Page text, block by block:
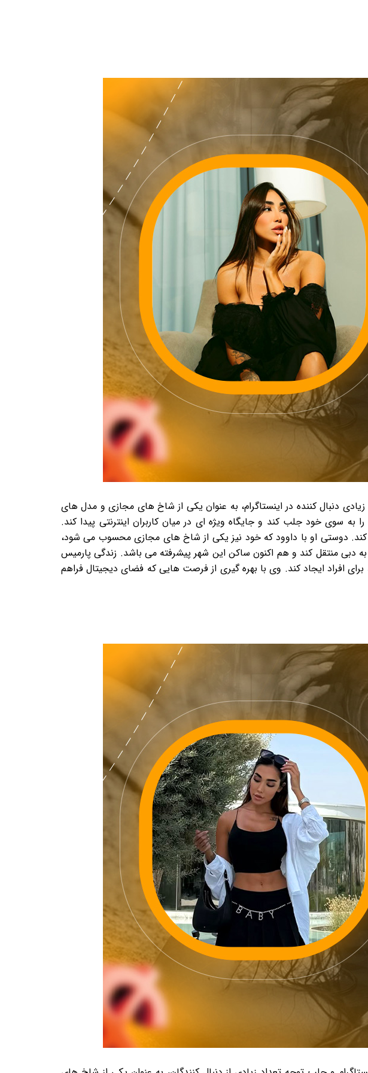
دنبال کننده در اینستاگرام، به عنوان یکی از شاخ های مجازی و مدل های
سوی خود جلب کند و جایگاه ویژه ای در میان کاربران اینترنتی پیدا کند.
کند. دوستی او با داوود که خود نیز یکی از شاخ های مجازی محسوب می شود،
دبی منتقل کند و هم اکنون ساکن این شهر پیشرفته می باشد. زندگی پارمیس
افراد ایجاد کند. وی با بهره گیری از فرصت هایی که فضای دیجیتال فراهم